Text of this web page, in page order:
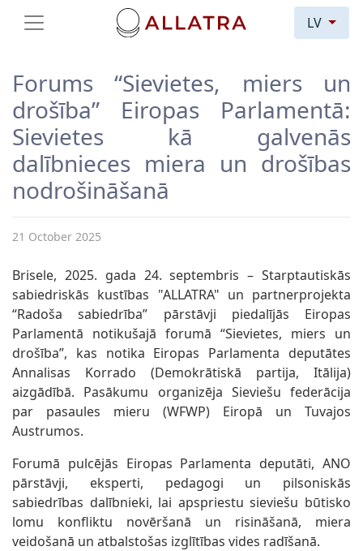
LV
Forums “Sievietes, miers un
drošība” Eiropas Parlamentā:
Sievietes kā galvenās
dalībnieces miera un drošības
nodrošināšanā
21 October 2025
Brisele, 2025. gada 24. septembris – Starptautiskās
sabiedriskās kustības "ALLATRA" un partnerprojekta
“Radoša sabiedrība” pārstāvji piedalījās Eiropas
Parlamentā notikušajā forumā “Sievietes, miers un
drošība”, kas notika Eiropas Parlamenta deputātes
Annalisas Korrado (Demokrātiskā partija, Itālija)
aizgādībā. Pasākumu organizēja Sieviešu federācija
par pasaules mieru (WFWP) Eiropā un Tuvajos
Austrumos.
Forumā pulcējās Eiropas Parlamenta deputāti, ANO
pārstāvji, eksperti, pedagogi un pilsoniskās
sabiedrības dalībnieki, lai apspriestu sieviešu būtisko
lomu konfliktu novēršanā un risināšanā, miera
veidošanā un atbalstošas izglītības vides radīšanā.